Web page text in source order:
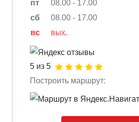
пт
08.00 - 17.00
сб
08.00 - 17.00
вс
вых.
5 из 5
Построить маршрут: